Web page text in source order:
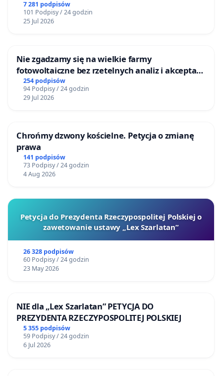
Centrum Zdrowia Dziecka w Katowicach
7 281 podpisów
101 Podpisy / 24 godzin
25 Jul 2026
Nie zgadzamy się na wielkie farmy
fotowoltaiczne bez rzetelnych analiz i akceptacji
mieszkańców
254 podpisów
94 Podpisy / 24 godzin
29 Jul 2026
Chrońmy dzwony kościelne. Petycja o zmianę
prawa
141 podpisów
73 Podpisy / 24 godzin
4 Aug 2026
Petycja do Prezydenta Rzeczypospolitej Polskiej o
zawetowanie ustawy „Lex Szarlatan”
26 328 podpisów
60 Podpisy / 24 godzin
23 May 2026
NIE dla „Lex Szarlatan” PETYCJA DO
PREZYDENTA RZECZYPOSPOLITEJ POLSKIEJ
5 355 podpisów
59 Podpisy / 24 godzin
6 Jul 2026